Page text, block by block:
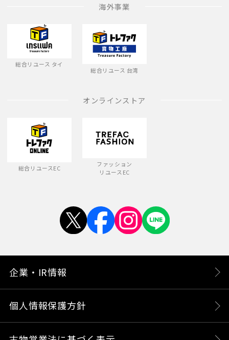
海外事業
総合リユース タイ
総合リユース 台湾
オンラインストア
総合リユースEC
ファッション
リユースEC
企業・IR情報
個人情報保護方針